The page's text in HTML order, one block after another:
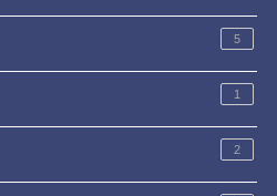
5
1
2